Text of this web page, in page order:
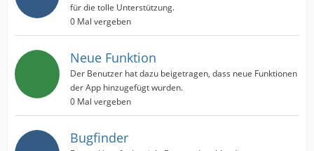
für die tolle Unterstützung.
0 Mal vergeben
Neue Funktion
Der Benutzer hat dazu beigetragen, dass neue Funktionen
der App hinzugefügt wurden.
0 Mal vergeben
Bugfinder